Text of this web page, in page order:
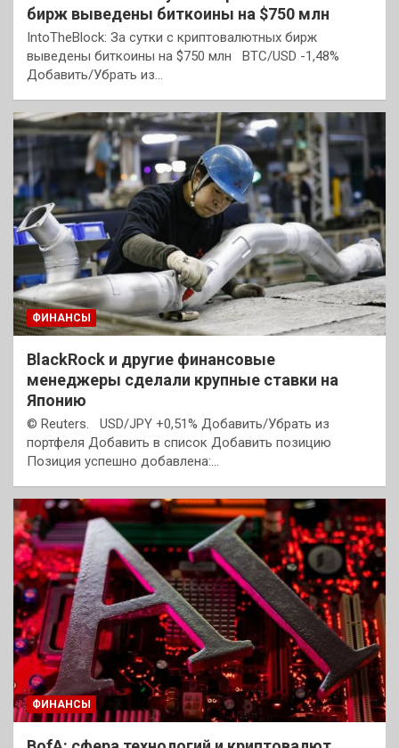
бирж выведены биткоины на $750 млн
IntoTheBlock: За сутки с криптовалютных бирж
выведены биткоины на $750 млн BTC/USD -1,48%
Добавить/Убрать из…
ФИНАНСЫ
BlackRock и другие финансовые
менеджеры сделали крупные ставки на
Японию
© Reuters. USD/JPY +0,51% Добавить/Убрать из
портфеля Добавить в список Добавить позицию
Позиция успешно добавлена:…
ФИНАНСЫ